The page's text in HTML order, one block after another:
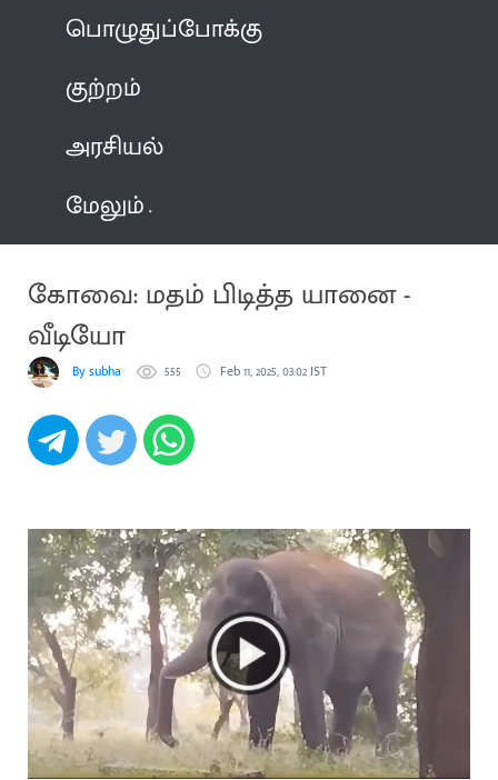
பொழுதுப்போக்கு
குற்றம்
அரசியல்
மேலும்
கோவை: மதம் பிடித்த யானை -
வீடியோ
By subha 555 Feb 11, 2025, 03:02 IST